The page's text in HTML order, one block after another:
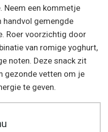
Neem een kommetje
handvol gemengde
Roer voorzichtig door
van romige yoghurt,
noten. Deze snack zit
gezonde vetten om je
te geven.